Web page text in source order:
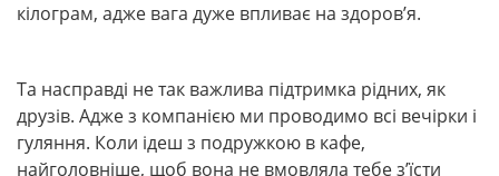
кілограм, адже вага дуже впливає на здоров’я.
Та насправді не так важлива підтримка рідних, як
друзів. Адже з компанією ми проводимо всі вечірки і
гуляння. Коли ідеш з подружкою в кафе,
найголовніше, щоб вона не вмовляла тебе з’їсти